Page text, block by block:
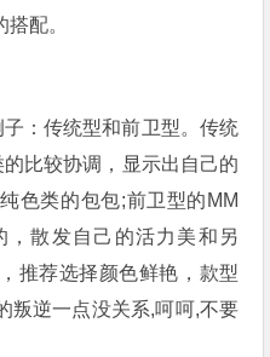
配。
：传统型和前卫型。传统
比较协调，显示出自己的
色类的包包;前卫型的MM
散发自己的活力美和另
推荐选择颜色鲜艳，款型
叛逆一点没关系,呵呵,不要